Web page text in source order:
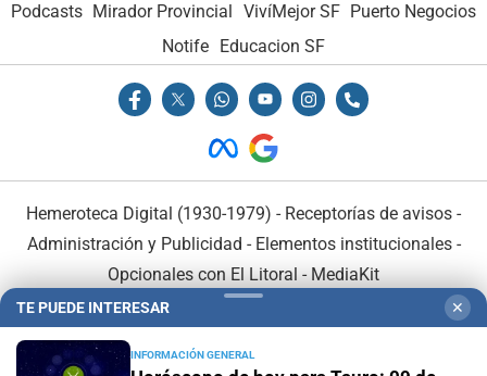
Podcasts Mirador Provincial VivíMejor SF Puerto Negocios
Notife
Educacion SF
Hemeroteca Digital (1930-1979) - Receptorías de avisos -
Administración y Publicidad - Elementos institucionales-
Opcionales con El Litoral - MediaKit
TE PUEDE INTERESAR ✕
INFORMACIÓN GENERAL